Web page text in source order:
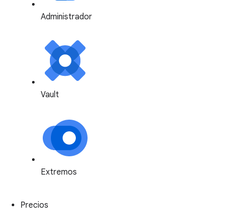
Administrador
Vault
Extremos
Precios